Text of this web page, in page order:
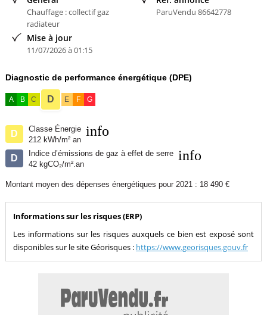
Chauffage : collectif gaz
radiateur
ParuVendu 86642778
Mise à jour
11/07/2026 à 01:15
Diagnostic de performance énergétique (DPE)
A B C D E F G
D
Classe Énergie
212 kWh/m² an
info
D
Indice d’émissions de gaz à effet de serre
42 kgCO₂/m².an
info
Montant moyen des dépenses énergétiques pour 2021 : 18 490 €
Informations sur les risques (ERP)
Les informations sur les risques auxquels ce bien est exposé sont
disponibles sur le site Géorisques : https://www.georisques.gouv.fr